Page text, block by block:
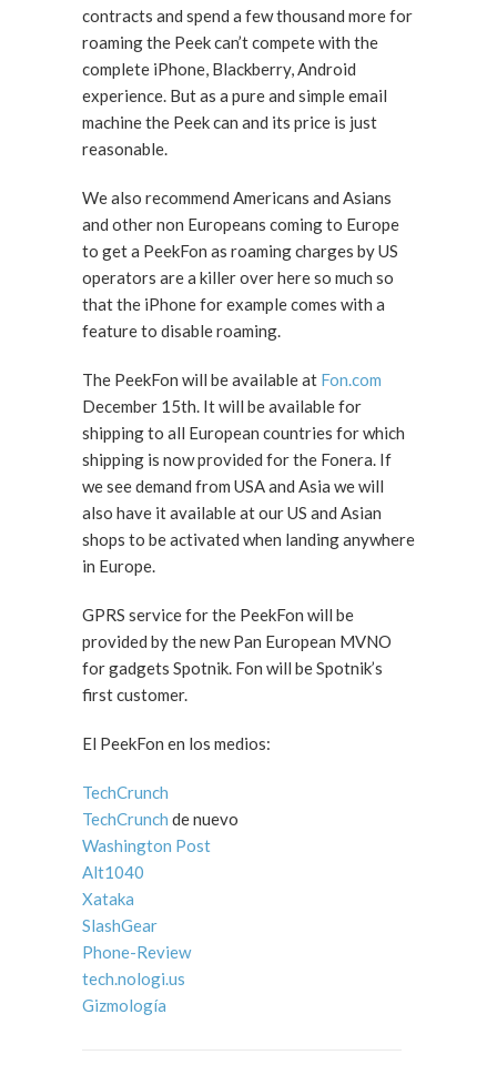
contracts and spend a few thousand more for
roaming the Peek can’t compete with the
complete iPhone, Blackberry, Android
experience. But as a pure and simple email
machine the Peek can and its price is just
reasonable.
We also recommend Americans and Asians
and other non Europeans coming to Europe
to get a PeekFon as roaming charges by US
operators are a killer over here so much so
that the iPhone for example comes with a
feature to disable roaming.
The PeekFon will be available at Fon.com
December 15th. It will be available for
shipping to all European countries for which
shipping is now provided for the Fonera. If
we see demand from USA and Asia we will
also have it available at our US and Asian
shops to be activated when landing anywhere
in Europe.
GPRS service for the PeekFon will be
provided by the new Pan European MVNO
for gadgets Spotnik. Fon will be Spotnik’s
first customer.
El PeekFon en los medios:
TechCrunch
TechCrunch de nuevo
Washington Post
Alt1040
Xataka
SlashGear
Phone-Review
tech.nologi.us
Gizmología